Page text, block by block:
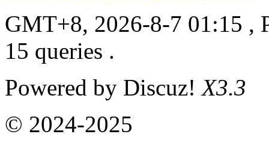
GMT+8, 2026-8-7 01:15 ,
15 queries .
Powered by Discuz!X3.3
© 2024-2025